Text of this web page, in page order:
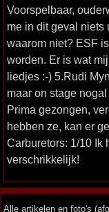
Voorspelbaar,
me in dit geval niets
waarom niet? ESF
worden. Er is wat
liedjes :-) 5.Rudi
maar on stage
Prima gezongen,
hebben ze, kan er
Carburetors: 1/10 Ik
verschrikkelijk!
Alle artikelen en foto's